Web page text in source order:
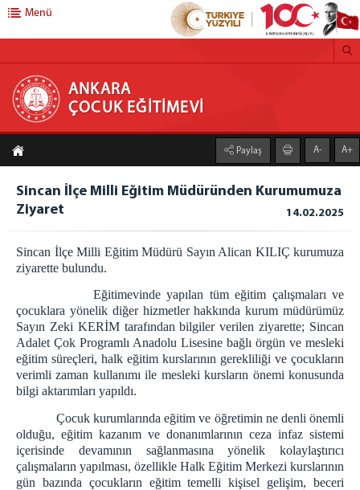
ANKARA ÇOCUK EĞİTİMEVİ
HAKKIMIZDA
EĞT.-ÖĞRT.SERV.
Örgün Eğitim
Yaygın Eğitim
Uzaktan Eğitim
Mesleki Eğitim
Diğer Eğitim Faaliyetleri
PSİKO-SOS.YARD.SERV.
SOS.-KÜLT.DEST.HİZM.
Ziyaret ve Görüş
Sosyal Market
GÜV. VE GÖZ. SERV.
Sorumlu İnfaz Koruma Başmemurluğu
Menü
ANKARA
ÇOCUK EĞİTİMEVİ
Paylaş A- A+
Sincan İlçe Milli Eğitim Müdüründen Kurumumuza
Ziyaret
14.02.2025
Sincan İlçe Milli Eğitim Müdürü Sayın Alican KILIÇ kurumuza
ziyarette bulundu.
Eğitimevinde yapılan tüm eğitim çalışmaları ve
çocuklara yönelik diğer hizmetler hakkında kurum müdürümüz
Sayın Zeki KERİM tarafından bilgiler verilen ziyarette; Sincan
Adalet Çok Programlı Anadolu Lisesine bağlı örgün ve mesleki
eğitim süreçleri, halk eğitim kurslarının gerekliliği ve çocukların
verimli zaman kullanımı ile mesleki kursların önemi konusunda
bilgi aktarımları yapıldı.
Çocuk kurumlarında eğitim ve öğretimin ne denli önemli
olduğu, eğitim kazanım ve donanımlarının ceza infaz sistemi
içerisinde devamının sağlanmasına yönelik kolaylaştırıcı
çalışmaların yapılması, özellikle Halk Eğitim Merkezi kurslarının
gün bazında çocukların eğitim temelli kişisel gelişim, beceri